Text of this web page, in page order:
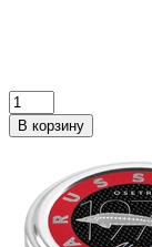
В корзину